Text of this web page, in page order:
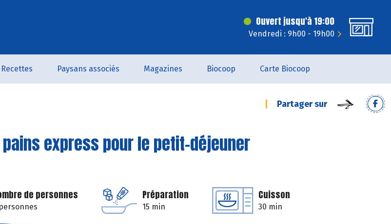
Ouvert jusqu'à 19:00
Vendredi : 9h00 - 19h00
Recettes Paysans associés Magazines Biocoop Carte Biocoop
Partager sur
express pour le petit-déjeuner
de personnes Préparation
15 min
Cuisson
30 min